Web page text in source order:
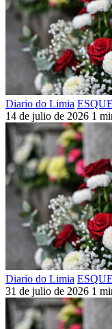
Diario do Limia
14 de julio de 2026 1
Diario do Limia
31 de julio de 2026 1